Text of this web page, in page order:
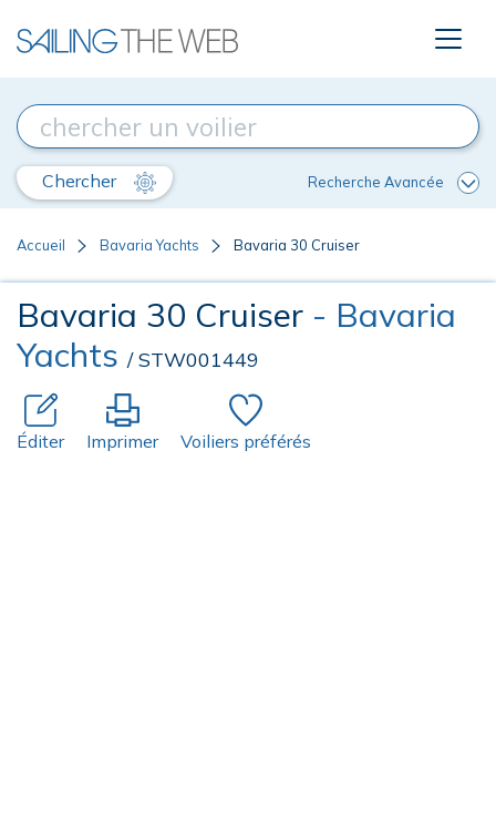
Chercher Recherche Avancée
Accueil Bavaria Yachts Bavaria 30 Cruiser
Bavaria 30 Cruiser - Bavaria
Yachts / STW001449
Éditer Imprimer Voiliers préférés